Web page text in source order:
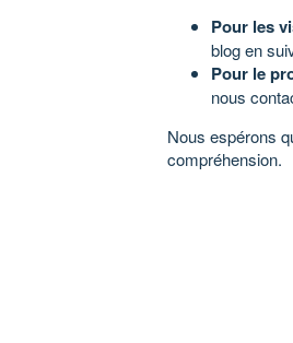
Pour les
blog en
Pour le
nous
Nous espérons
compréhension.